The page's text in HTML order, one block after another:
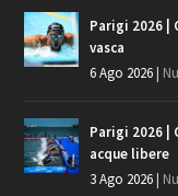
Parigi 2026 |
vasca
6 Ago 2026|
Parigi 2026 |
acque libere
3 Ago 2026|